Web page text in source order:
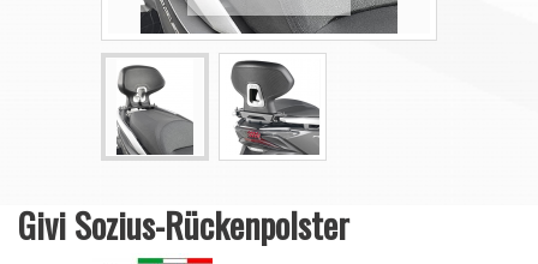
Givi Sozius-Rückenpolster